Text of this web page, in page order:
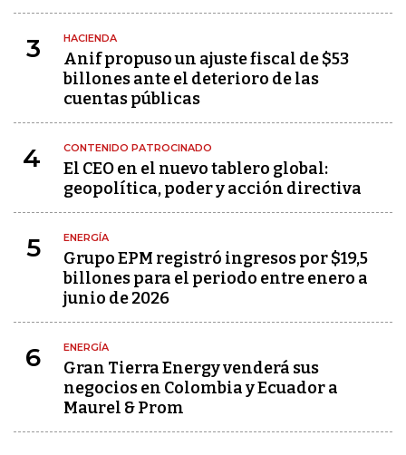
3 HACIENDA
Anif propuso un ajuste fiscal de $53
billones ante el deterioro de las
cuentas públicas
4 CONTENIDO PATROCINADO
El CEO en el nuevo tablero global:
geopolítica, poder y acción directiva
5 ENERGÍA
Grupo EPM registró ingresos por $19,5
billones para el periodo entre enero a
junio de 2026
6 ENERGÍA
Gran Tierra Energy venderá sus
negocios en Colombia y Ecuador a
Maurel & Prom